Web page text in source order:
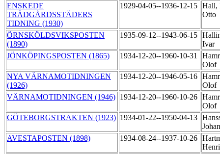
ENSKEDE
TRÄDGÅRDSSTÄDERS
TIDNING (1930)
1929-04-05--1936-12-15 Hall,
Otto
ÖRNSKÖLDSVIKSPOSTEN
(1890)
1935-09-12--1943-06-15
Ivar
JÖNKÖPINGSPOSTEN (1865)
1934-12-20--1960-10-31
Olof
NYA VÄRNAMOTIDNINGEN
(1926)
1934-12-20--1946-05-16
Olof
VÄRNAMOTIDNINGEN (1946) 1934-12-20--1960-10-26
Olof
GÖTEBORGSTRAKTEN (1923) 1934-01-22--1950-04-13
AVESTAPOSTEN (1898)
1934-08-24--1937-10-26